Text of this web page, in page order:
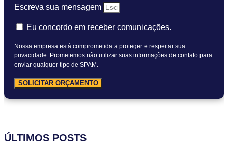
Escreva sua mensagem
Eu concordo em receber comunicações.
Nossa empresa está comprometida a proteger e respeitar sua
privacidade. Prometemos não utilizar suas informações de contato para
enviar qualquer tipo de SPAM.
SOLICITAR ORÇAMENTO
ÚLTIMOS POSTS